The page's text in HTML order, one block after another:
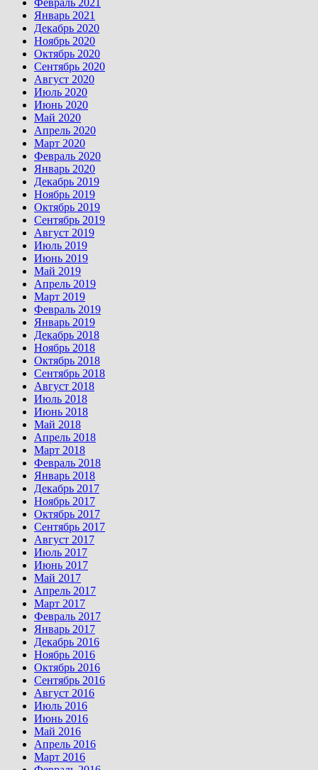
Февраль 2021
Январь 2021
Декабрь 2020
Ноябрь 2020
Октябрь 2020
Сентябрь 2020
Август 2020
Июль 2020
Июнь 2020
Май 2020
Апрель 2020
Март 2020
Февраль 2020
Январь 2020
Декабрь 2019
Ноябрь 2019
Октябрь 2019
Сентябрь 2019
Август 2019
Июль 2019
Июнь 2019
Май 2019
Апрель 2019
Март 2019
Февраль 2019
Январь 2019
Декабрь 2018
Ноябрь 2018
Октябрь 2018
Сентябрь 2018
Август 2018
Июль 2018
Июнь 2018
Май 2018
Апрель 2018
Март 2018
Февраль 2018
Январь 2018
Декабрь 2017
Ноябрь 2017
Октябрь 2017
Сентябрь 2017
Август 2017
Июль 2017
Июнь 2017
Май 2017
Апрель 2017
Март 2017
Февраль 2017
Январь 2017
Декабрь 2016
Ноябрь 2016
Октябрь 2016
Сентябрь 2016
Август 2016
Июль 2016
Июнь 2016
Май 2016
Апрель 2016
Март 2016